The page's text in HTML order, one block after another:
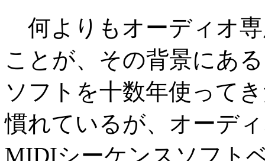
何よりもオーディオ
ことが、その背景にあ
ソフトを十数年使って
慣れているが、オーデ
MIDIシーケンスソフト